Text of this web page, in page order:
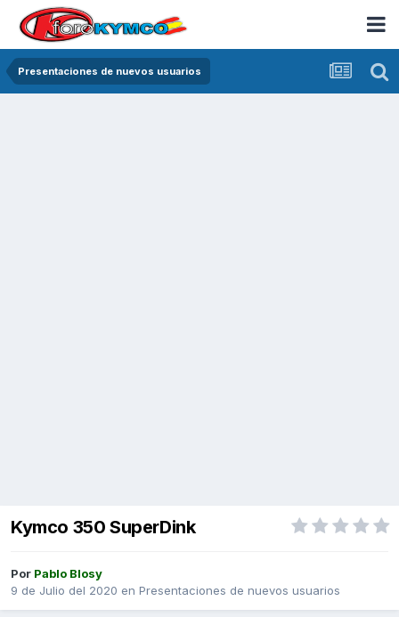
Presentaciones de nuevos usuarios
Kymco 350 SuperDink
Por Pablo Blosy
9 de Julio del 2020 en Presentaciones de nuevos usuarios